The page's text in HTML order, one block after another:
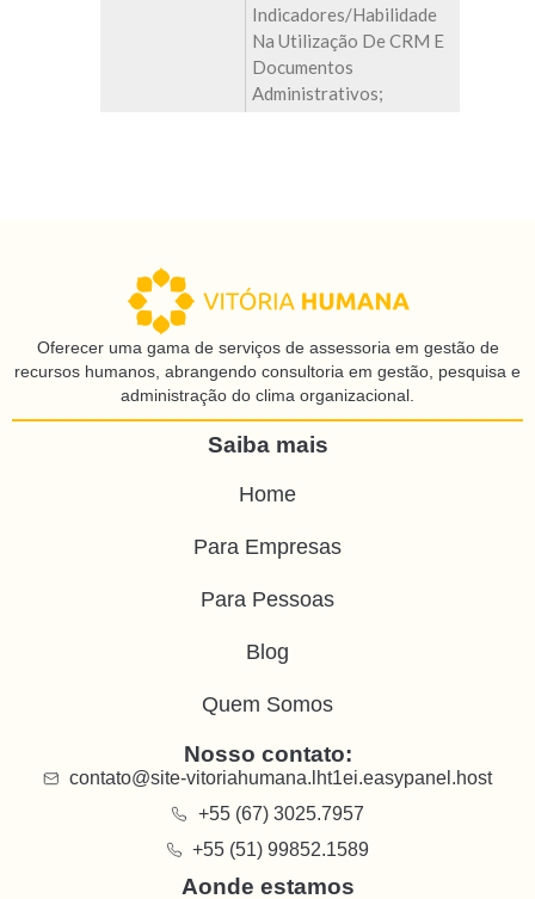
Indicadores/habilidade
Na Utilização De CRM E
Documentos
Administrativos;
Oferecer uma gama de serviços de assessoria em gestão de
recursos humanos, abrangendo consultoria em gestão, pesquisa e
administração do clima organizacional.
Saiba mais
Home
Para Empresas
Para Pessoas
Blog
Quem Somos
Nosso contato:
contato@site-vitoriahumana.lht1ei.easypanel.host
+55 (67) 3025.7957
+55 (51) 99852.1589
Aonde estamos